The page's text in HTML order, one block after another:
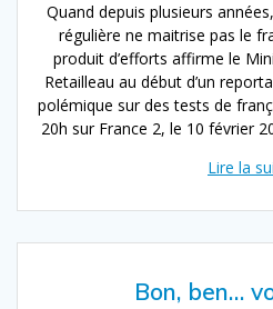
Quand depuis plusieurs
régulière ne maitrise pas le
produit d’efforts affirme le
Retailleau au début d’un
polémique sur des tests de
20h sur France 2, le 10 février
Lire la
Bon, ben…